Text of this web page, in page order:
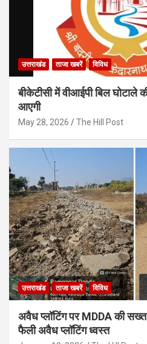
उत्तराखंड ताजा खबरें विविध
बीकेटीसी में वीआईपी बिल घोटाले
आएगी
May 28, 2026 The Hill Post
उत्तराखंड ताजा खबरें विविध
अवैध प्लॉटिंग पर MDDA की सख्त
फैली अवैध प्लॉटिंग ध्वस्त